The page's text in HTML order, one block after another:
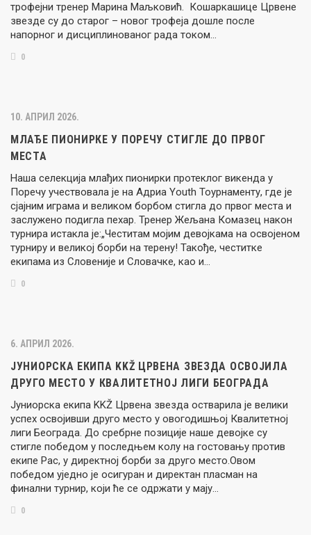
трофејни тренер Марина Маљковић. Кошаркашице Црвене
звезде су до старог – новог трофеја дошле после
напорног и дисциплинованог рада током…
0
10. АПРИЛ 2026.
МЛАЂЕ ПИОНИРКЕ У ПОРЕЧУ СТИГЛЕ ДО ПРВОГ
МЕСТА
Наша селекција млађих пионирки протеклог викенда у
Поречу учествовала је на Адриа Youth Тоурнаменту, где је
сјајним играма и великом борбом стигла до првог места и
заслужено подигла пехар. Тренер Жељана Комазец након
турнира истакла је:„Честитам мојим девојкама на освојеном
турниру и великој борби на терену! Такође, честитке
екипама из Словеније и Словачке, као и…
0
6. АПРИЛ 2026.
JУНИОРСКА ЕКИПА KKŽ ЦРВЕНА ЗВЕЗДА ОСВОЈИЛА
ДРУГО МЕСТО У КВАЛИТЕТНОЈ ЛИГИ БЕОГРАДА
Јуниорска екипа KKŽ Црвена звезда остварила је велики
успех освојивши друго место у овогодишњој Квалитетној
лиги Београда. До сребрне позиције наше девојке су
стигле победом у последњем колу на гостовању против
екипе Рас, у директној борби за друго место.Овом
победом уједно је осигуран и директан пласман на
финални турнир, који ће се одржати у мају…
0